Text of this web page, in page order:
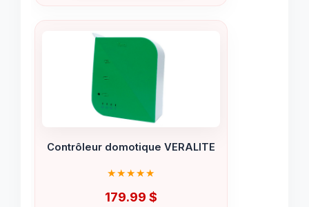
Contrôleur domotique VERALITE
179.99 $